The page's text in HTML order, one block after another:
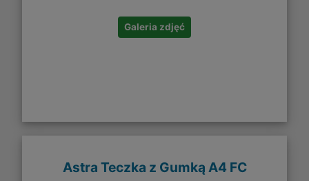
Galeria zdjęć
Astra Teczka z Gumką A4 FC